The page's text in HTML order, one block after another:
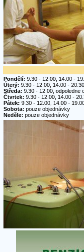
Pondělí: 9.30 - 12.00, 14.00 -
Úterý: 9.30 - 12.00, 14.00 - 20.30
Středa: 9.30 - 12.00, odpoledne
Čtvrtek: 9.30 - 12.00, 14.00 -
Pátek: 9.30 - 12.00, 14.00 -
Sobota: pouze objednávky
Neděle: pouze objednávky